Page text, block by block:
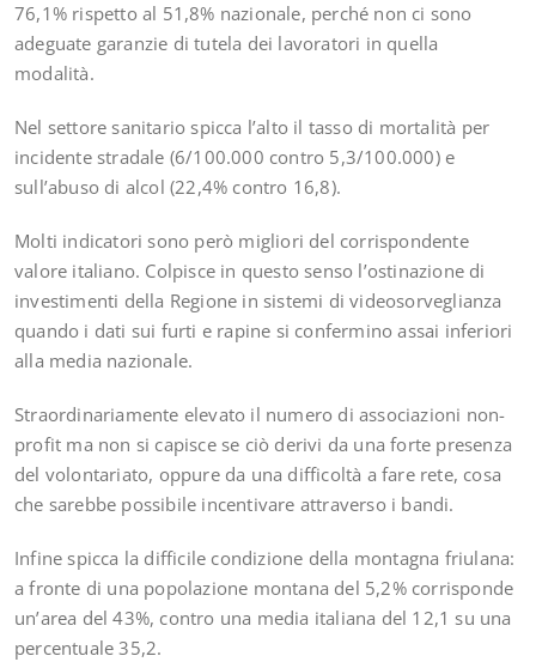
76,1% rispetto al 51,8% nazionale, perché non ci sono
adeguate garanzie di tutela dei lavoratori in quella
modalità.
Nel settore sanitario spicca l’alto il tasso di mortalità per
incidente stradale (6/100.000 contro 5,3/100.000) e
sull’abuso di alcol (22,4% contro 16,8).
Molti indicatori sono però migliori del corrispondente
valore italiano. Colpisce in questo senso l’ostinazione di
investimenti della Regione in sistemi di videosorveglianza
quando i dati sui furti e rapine si confermino assai inferiori
alla media nazionale.
Straordinariamente elevato il numero di associazioni non-
profit ma non si capisce se ciò derivi da una forte presenza
del volontariato, oppure da una difficoltà a fare rete, cosa
che sarebbe possibile incentivare attraverso i bandi.
Infine spicca la difficile condizione della montagna friulana:
a fronte di una popolazione montana del 5,2% corrisponde
un’area del 43%, contro una media italiana del 12,1 su una
percentuale 35,2.